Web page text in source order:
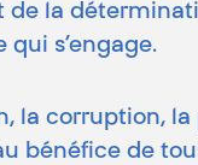
de la
qui s’engage.
corruption, la
bénéfice de